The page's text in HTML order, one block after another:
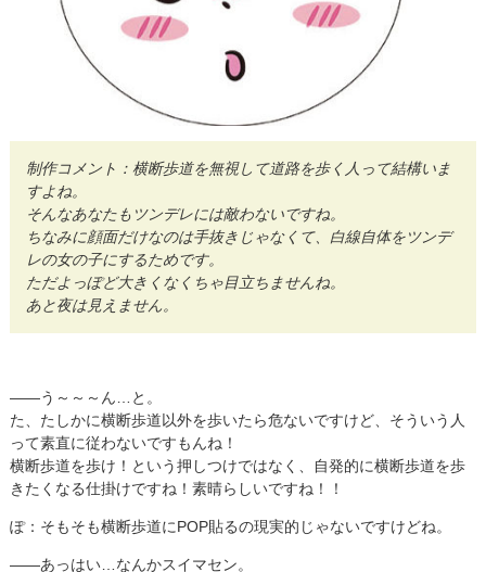
制作コメント：横断歩道を無視して道路を歩く人って結構いま
すよね。
そんなあなたもツンデレには敵わないですね。
ちなみに顔面だけなのは手抜きじゃなくて、白線自体をツンデ
レの女の子にするためです。
ただよっぽど大きくなくちゃ目立ちませんね。
あと夜は見えません。
――う～～～ん…と。
た、たしかに横断歩道以外を歩いたら危ないですけど、そういう人
って素直に従わないですもんね！
横断歩道を歩け！という押しつけではなく、自発的に横断歩道を歩
きたくなる仕掛けですね！素晴らしいですね！！
ぽ：そもそも横断歩道にPOP貼るの現実的じゃないですけどね。
――あっはい…なんかスイマセン。